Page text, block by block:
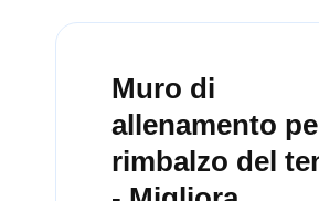
Muro di
allenamento
rimbalzo del